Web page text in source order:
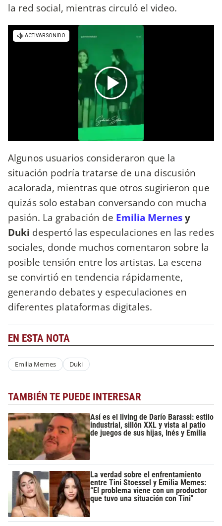
la red social, mientras circuló el video.
Algunos usuarios consideraron que la
situación podría tratarse de una discusión
acalorada, mientras que otros sugirieron que
quizás solo estaban conversando con mucha
pasión. La grabación de Emilia Mernesy
Duki despertó las especulaciones en las redes
sociales, donde muchos comentaron sobre la
posible tensión entre los artistas. La escena
se convirtió en tendencia rápidamente,
generando debates y especulaciones en
diferentes plataformas digitales.
EN ESTA NOTA
Emilia Mernes Duki
TAMBIÉN TE PUEDE INTERESAR
Así es el living de Darío Barassi: estilo
industrial, sillón XXL y vista al patio
de juegos de sus hijas, Inés y Emilia
La verdad sobre el enfrentamiento
entre Tini Stoessel y Emilia Mernes:
“El problema viene con un productor
que tuvo una situación con Tini"